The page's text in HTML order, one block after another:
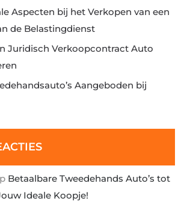
Aspecten bij het Verkopen van een
de Belastingdienst
Juridisch Verkoopcontract Auto
Aangeboden bij
Betaalbare Tweedehands Auto’s tot
Ideale Koopje!